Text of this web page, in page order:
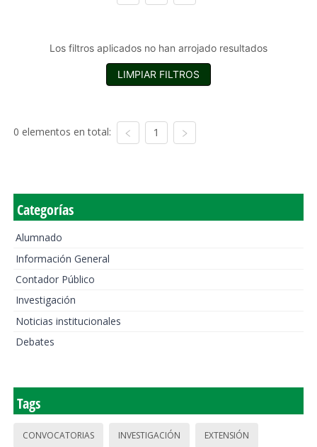
Los filtros aplicados no han arrojado resultados
LIMPIAR FILTROS
0 elementos en total: 1
Categorías
Alumnado
Información General
Contador Público
Investigación
Noticias institucionales
Debates
Tags
CONVOCATORIAS INVESTIGACIÓN EXTENSIÓN